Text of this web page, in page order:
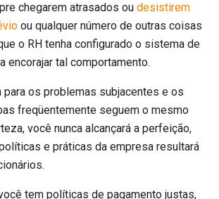
chegarem atrasados ​​ou desistirem
ou qualquer número de outras coisas
o RH tenha configurado o sistema de
encorajar tal comportamento.
para os problemas subjacentes e os
freqüentemente seguem o mesmo
você nunca alcançará a perfeição,
e práticas da empresa resultará
tem políticas de pagamento justas,